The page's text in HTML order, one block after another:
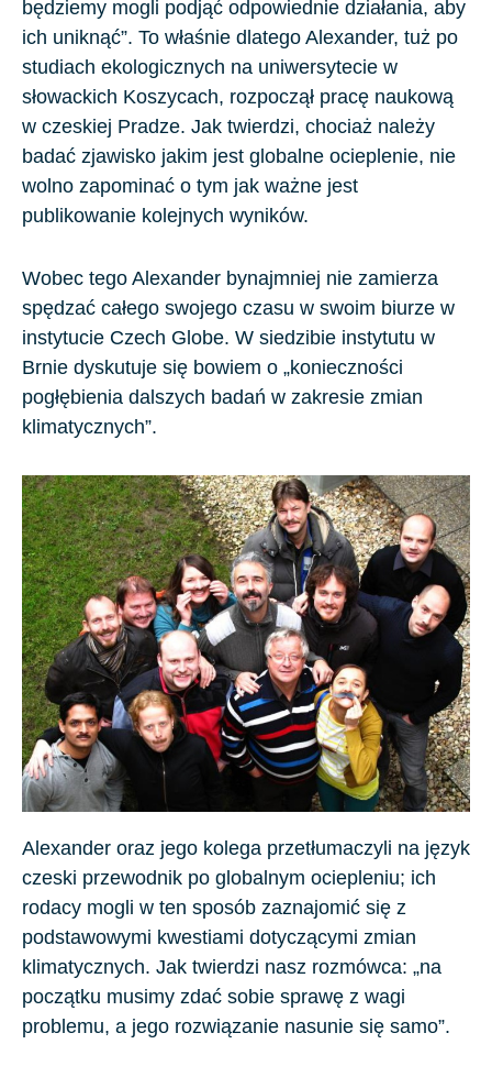
będziemy mogli podjąć odpowiednie działania, aby
ich uniknąć”. To właśnie dlatego Alexander, tuż po
studiach ekologicznych na uniwersytecie w
słowackich Koszycach, rozpoczął pracę naukową
w czeskiej Pradze. Jak twierdzi, chociaż należy
badać zjawisko jakim jest globalne ocieplenie, nie
wolno zapominać o tym jak ważne jest
publikowanie kolejnych wyników.
Wobec tego Alexander bynajmniej nie zamierza
spędzać całego swojego czasu w swoim biurze w
instytucie Czech Globe. W siedzibie instytutu w
Brnie dyskutuje się bowiem o „konieczności
pogłębienia dalszych badań w zakresie zmian
klimatycznych”.
Alexander oraz jego kolega przetłumaczyli na język
czeski przewodnik po globalnym ociepleniu; ich
rodacy mogli w ten sposób zaznajomić się z
podstawowymi kwestiami dotyczącymi zmian
klimatycznych. Jak twierdzi nasz rozmówca: „na
początku musimy zdać sobie sprawę z wagi
problemu, a jego rozwiązanie nasunie się samo”.